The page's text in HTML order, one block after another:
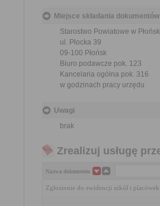
Miejsce składania dokumentów
Starostwo Powiatowe w
ul. Płocka 39
09-100 Płońsk
Biuro podawcze pok. 123
Kancelaria ogólna pok. 316
w godzinach pracy urzędu
Uwagi
brak
Zrealizuj usługę
Nazwa dokumentu
Zgłoszenie do ewidencji szkół i